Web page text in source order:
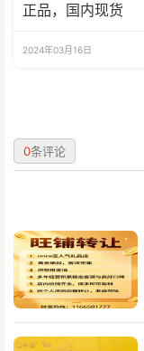
正品，国内现货
2024年03月16日
0条评论